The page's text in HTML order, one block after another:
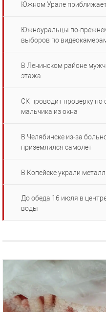
Южном Урале
Южноуральцы по-
выборов по
В Ленинском районе
этажа
СК проводит проверку по
мальчика из окна
В Челябинске из-за
приземлился самолет
В Копейске украли
До обеда 16 июля в
воды